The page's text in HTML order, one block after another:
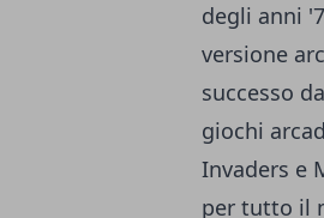
degli anni
versione
successo
giochi
Invaders e
per tutto il